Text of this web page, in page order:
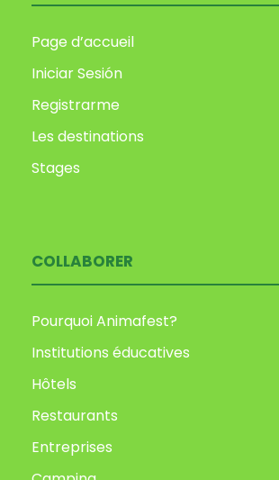
Page d’accueil
Iniciar Sesión
Registrarme
Les destinations
Stages
COLLABORER
Pourquoi Animafest?
Institutions éducatives
Hôtels
Restaurants
Entreprises